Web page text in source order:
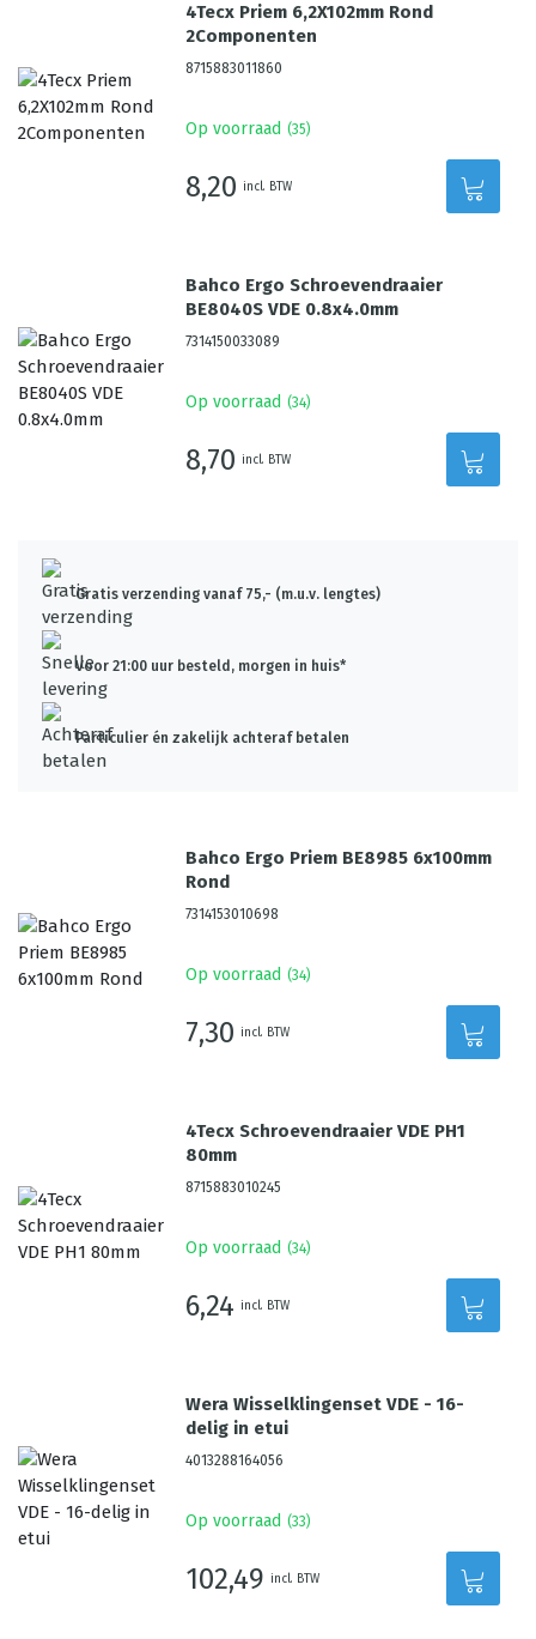
4Tecx Priem 6,2X102mm Rond
2Componenten
8715883011860
Op voorraad (35)
8,20 incl. BTW
Bahco Ergo Schroevendraaier
BE8040S VDE 0.8x4.0mm
7314150033089
Op voorraad (34)
8,70 incl. BTW
Gratis verzending vanaf 75,- (m.u.v. lengtes)
Voor 21:00 uur besteld, morgen in huis*
Particulier én zakelijk achteraf betalen
Bahco Ergo Priem BE8985 6x100mm
Rond
7314153010698
Op voorraad (34)
7,30 incl. BTW
4Tecx Schroevendraaier VDE PH1
80mm
8715883010245
Op voorraad (34)
6,24 incl. BTW
Wera Wisselklingenset VDE - 16-
delig in etui
4013288164056
Op voorraad (33)
102,49 incl. BTW